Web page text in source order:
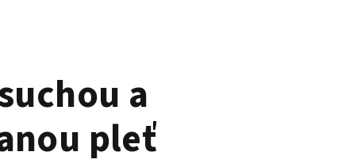
a
pleť